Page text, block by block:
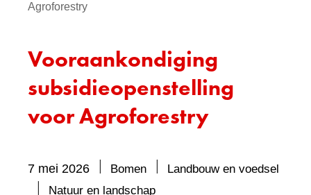
Agroforestry
Vooraankondiging
subsidieopenstelling
voor Agroforestry
7 mei 2026 Bomen
Landbouw en voedsel
Natuur en landschapBevat